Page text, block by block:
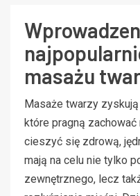
masażu
Masaże twarzy
które pragną
cieszyć się zdrową,
mają na celu nie tylko
zewnętrznego, lecz